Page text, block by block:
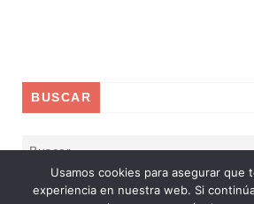
BUSCAR
Usamos cookies para asegurar que
experiencia en nuestra web. Si